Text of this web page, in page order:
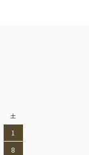
土
1
8